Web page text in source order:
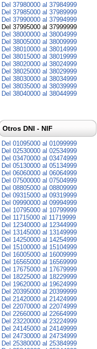
Del 37980000 al 37984999
Del 37985000 al 37989999
Del 37990000 al 37994999
Del 37995000 al 37999999
Del 38000000 al 38004999
Del 38005000 al 38009999
Del 38010000 al 38014999
Del 38015000 al 38019999
Del 38020000 al 38024999
Del 38025000 al 38029999
Del 38030000 al 38034999
Del 38035000 al 38039999
Del 38040000 al 38044999
Otros DNI - NIF
Del 01095000 al 01099999
Del 02530000 al 02534999
Del 03470000 al 03474999
Del 05130000 al 05134999
Del 06060000 al 06064999
Del 07500000 al 07504999
Del 08805000 al 08809999
Del 09315000 al 09319999
Del 09990000 al 09994999
Del 10795000 al 10799999
Del 11715000 al 11719999
Del 12340000 al 12344999
Del 13145000 al 13149999
Del 14250000 al 14254999
Del 15100000 al 15104999
Del 16005000 al 16009999
Del 16565000 al 16569999
Del 17675000 al 17679999
Del 18225000 al 18229999
Del 19620000 al 19624999
Del 20395000 al 20399999
Del 21420000 al 21424999
Del 22070000 al 22074999
Del 22660000 al 22664999
Del 23220000 al 23224999
Del 24145000 al 24149999
Del 24730000 al 24734999
Del 25380000 al 25384999